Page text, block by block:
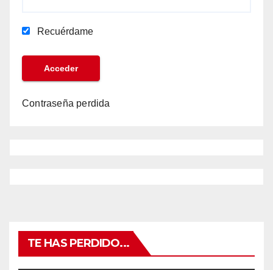
Recuérdame
Contraseña perdida
TE HAS PERDIDO...